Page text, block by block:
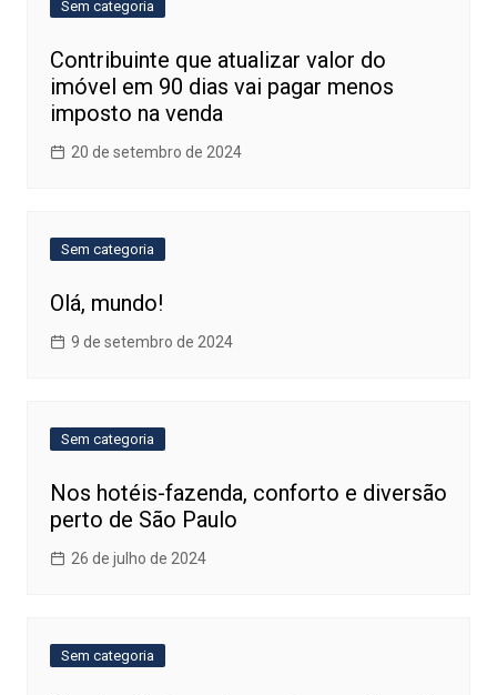
Sem categoria
Contribuinte que atualizar valor do
imóvel em 90 dias vai pagar menos
imposto na venda
20 de setembro de 2024
Sem categoria
Olá, mundo!
9 de setembro de 2024
Sem categoria
Nos hotéis-fazenda, conforto e diversão
perto de São Paulo
26 de julho de 2024
Sem categoria